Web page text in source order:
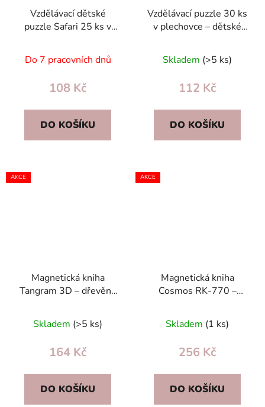
Vzdělávací dětské
puzzle Safari 25 ks v
hra, angličtina a čínština
Do 7 pracovních dnů
108 Kč
DO KOŠÍKU
Vzdělávací puzzle 30 ks
v plechovce – dětské
dvojjazyčné
Skladem (>5 ks)
112 Kč
DO KOŠÍKU
AKCE
Magnetická kniha
Tangram 3D – dřevěná
skládačka pro děti, 96
vzorů
Skladem (>5 ks)
164 Kč
DO KOŠÍKU
AKCE
Magnetická kniha
Cosmos RK-770 –
stavebnice 50 dílů pro
děti
Skladem (1 ks)
256 Kč
DO KOŠÍKU